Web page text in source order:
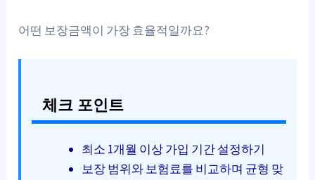
어떤 보장금액이 가장 효율적일까요?
체크 포인트
최소 1개월 이상 가입 기간 설정하기
보장 범위와 보험료를 비교하며 균형 맞